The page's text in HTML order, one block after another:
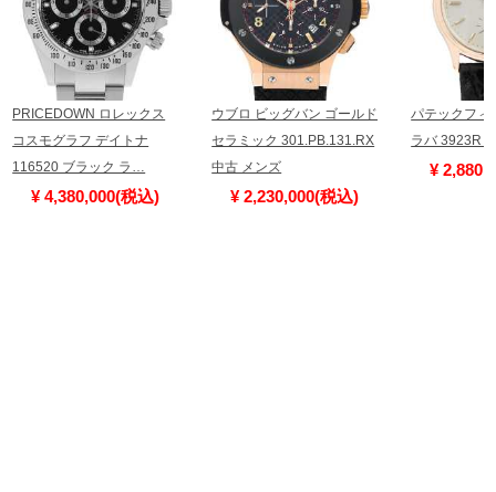
PRICEDOWN ロレックス
コスモグラフ デイトナ
116520 ブラック ラ…
¥ 4,380,000(税込)
ウブロ ビッグバン ゴールド
セラミック 301.PB.131.RX
中古 メンズ
¥ 2,230,000(税込)
パテックフィ
ラバ 3923R
¥